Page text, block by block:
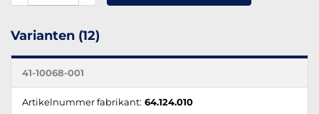
Varianten (12)
41-10068-001
Artikelnummer fabrikant: 64.124.010